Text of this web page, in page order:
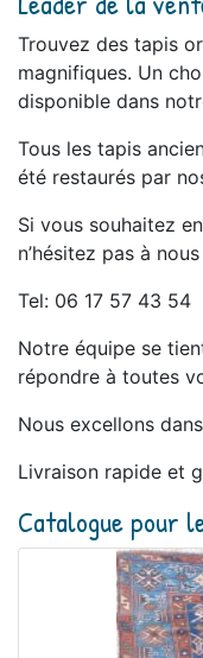
Trouvez des tapis
magnifiques. Un
disponible dans
Tous les tapis
été restaurés par
Si vous souhaitez
n’hésitez pas à
Tel: 06 17 57 43 54
Notre équipe se
répondre à toutes
Nous excellons
Livraison rapide et
Catalogue pour